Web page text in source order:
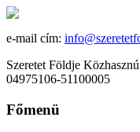
e-mail cím:
Szeretet Földje
04975106-51100005
Főmenü